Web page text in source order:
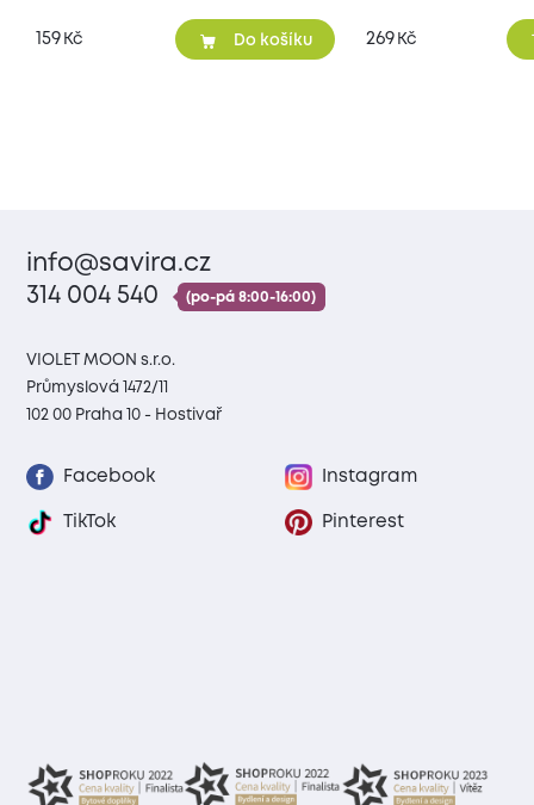
159 Kč Do košíku 269 Kč
info@savira.cz
314 004 540
(po-pá 8:00-16:00)
VIOLET MOON s.r.o.
Průmyslová 1472/11
102 00 Praha 10 - Hostivař
Facebook Instagram
TikTok Pinterest